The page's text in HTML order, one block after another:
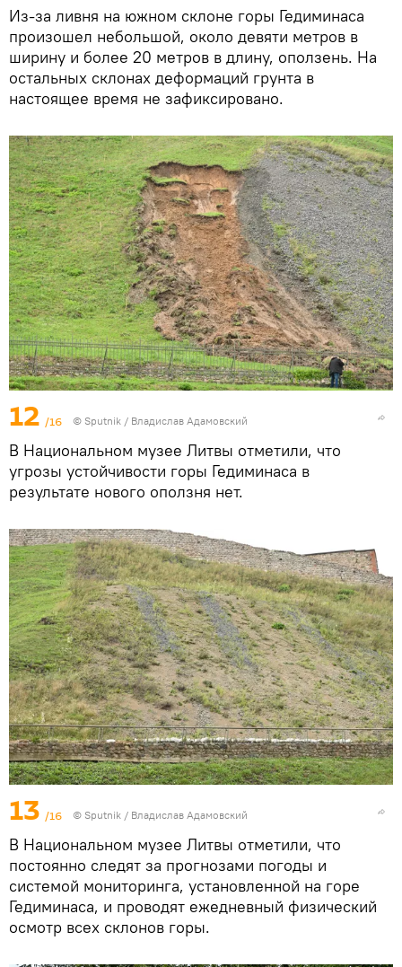
Из-за ливня на южном склоне горы Гедиминаса
произошел небольшой, около девяти метров в
ширину и более 20 метров в длину, оползень. На
остальных склонах деформаций грунта в
настоящее время не зафиксировано.
12 /16 © Sputnik / Владислав Адамовский
В Национальном музее Литвы отметили, что
угрозы устойчивости горы Гедиминаса в
результате нового оползня нет.
13 /16 © Sputnik / Владислав Адамовский
В Национальном музее Литвы отметили, что
постоянно следят за прогнозами погоды и
системой мониторинга, установленной на горе
Гедиминаса, и проводят ежедневный физический
осмотр всех склонов горы.